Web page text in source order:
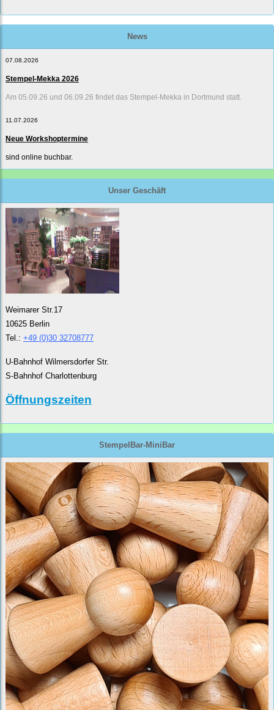
News
07.08.2026
Stempel-Mekka 2026
Am 05.09.26 und 06.09.26 findet das Stempel-Mekka in Dortmund statt.
11.07.2026
Neue Workshoptermine
sind online buchbar.
Unser Geschäft
Weimarer Str.17
10625 Berlin
Tel.: +49 (0)30 32708777
U-Bahnhof Wilmersdorfer Str.
S-Bahnhof Charlottenburg
Öffnungszeiten
StempelBar-MiniBar